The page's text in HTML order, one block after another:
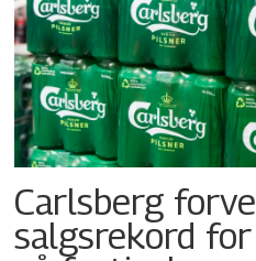
Carlsberg
salgsrekord